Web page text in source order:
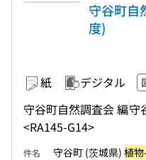
守谷町自
度)
紙 デジタル
守谷町自然調査会 編守
<RA145-G14>
件名 守谷町 (茨城県) 植